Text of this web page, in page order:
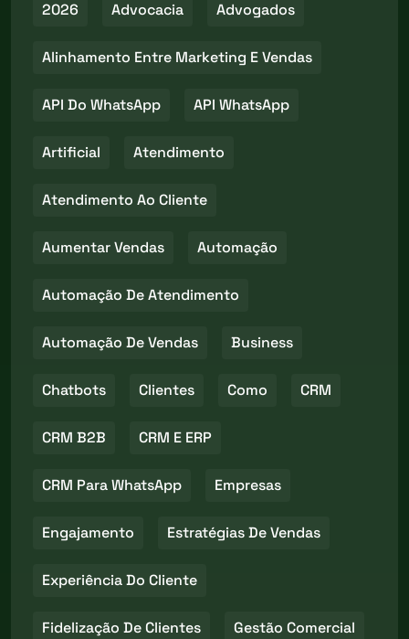
2026 Advocacia Advogados
Alinhamento Entre Marketing E Vendas
API Do WhatsApp API WhatsApp
Artificial Atendimento
Atendimento Ao Cliente
Aumentar Vendas Automação
Automação De Atendimento
Automação De Vendas Business
Chatbots Clientes Como CRM
CRM B2B CRM E ERP
CRM Para WhatsApp Empresas
Engajamento Estratégias De Vendas
Experiência Do Cliente
Fidelização De Clientes Gestão Comercial